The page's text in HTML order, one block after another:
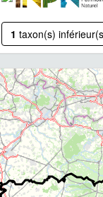
1 taxon(s)